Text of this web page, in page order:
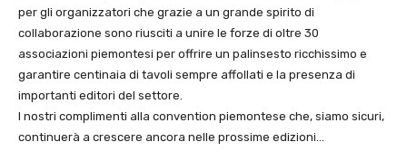
per gli organizzatori che grazie a un grande spirito di
collaborazione sono riusciti a unire le forze di oltre 30
associazioni piemontesi per offrire un palinsesto ricchissimo e
garantire centinaia di tavoli sempre affollati e la presenza di
importanti editori del settore.
I nostri complimenti alla convention piemontese che, siamo sicuri,
continuerà a crescere ancora nelle prossime edizioni…